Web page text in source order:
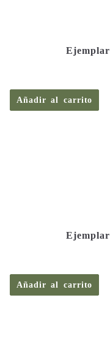
Añadir al carrito
Añadir al carrito